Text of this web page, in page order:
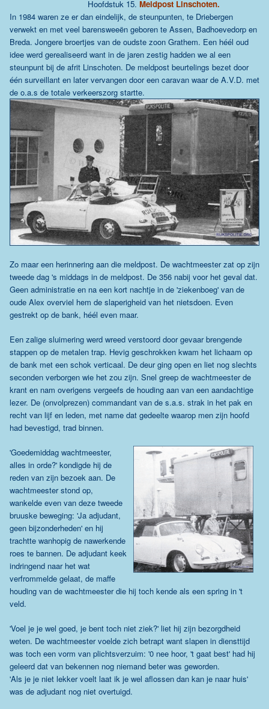
Hoofdstuk 15. Meldpost Linschoten.
In 1984 waren ze er dan eindelijk, de steunpunten, te Driebergen
verwekt en met veel barensweeën geboren te Assen, Badhoevedorp en
Breda. Jongere broertjes van de oudste zoon Grathem. Een héél oud
idee werd gerealiseerd want in de jaren zestig hadden we al een
steunpunt bij de afrit Linschoten. De meldpost beurtelings bezet door
één surveillant en later vervangen door een caravan waar de A.V.D. met
de o.a.s de totale verkeerszorg startte.
Zo maar een herinnering aan die meldpost. De wachtmeester zat op zijn
tweede dag 's middags in de meldpost. De 356 nabij voor het geval dat.
Geen administratie en na een kort nachtje in de 'ziekenboeg' van de
oude Alex overviel hem de slaperigheid van het nietsdoen. Even
gestrekt op de bank, héél even maar.
Een zalige sluimering werd wreed verstoord door gevaar brengende
stappen op de metalen trap. Hevig geschrokken kwam het lichaam op
de bank met een schok verticaal. De deur ging open en liet nog slechts
seconden verborgen wie het zou zijn. Snel greep de wachtmeester de
krant en nam overigens vergeefs de houding aan van een aandachtige
lezer. De (onvolprezen) commandant van de s.a.s. strak in het pak en
recht van lijf en leden, met name dat gedeelte waarop men zijn hoofd
had bevestigd, trad binnen.
'Goedemiddag wachtmeester,
alles in orde?' kondigde hij de
reden van zijn bezoek aan. De
wachtmeester stond op,
wankelde even van deze tweede
bruuske beweging: 'Ja adjudant,
geen bijzonderheden' en hij
trachtte wanhopig de nawerkende
roes te bannen. De adjudant keek
indringend naar het wat
verfrommelde gelaat, de maffe
houding van de wachtmeester die hij toch kende als een spring in 't
veld.
'Voel je je wel goed, je bent toch niet ziek?' liet hij zijn bezorgdheid
weten. De wachtmeester voelde zich betrapt want slapen in diensttijd
was toch een vorm van plichtsverzuim: '0 nee hoor, 't gaat best' had hij
geleerd dat van bekennen nog niemand beter was geworden.
'Als je je niet lekker voelt laat ik je wel aflossen dan kan je naar huis'
was de adjudant nog niet overtuigd.